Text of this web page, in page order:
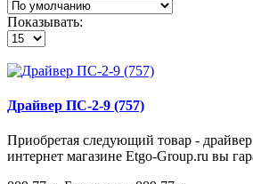
Показывать:
Драйвер ПС-2-9 (757)
Приобретая следующий товар -
интернет магазине Etgo-Group.ru вы